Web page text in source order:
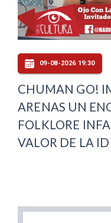
09-08-2026 19:30
CHUMAN GO!
ARENAS UN
FOLKLORE
VALOR DE LA